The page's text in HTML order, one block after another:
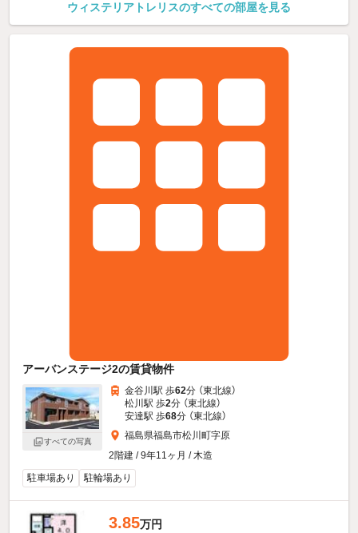
ウィステリアトレリスのすべての部屋を見る
アーバンステージ2の賃貸物件
すべての写真
金谷川駅 歩62分 （東北線）
松川駅 歩2分 （東北線）
安達駅 歩68分 （東北線）
福島県福島市松川町字原
2階建 / 9年11ヶ月 / 木造
駐車場あり
駐輪場あり
3.85万円